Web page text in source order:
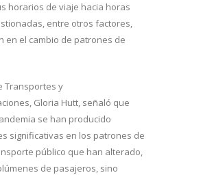
horarios de viaje hacia horas
entre otros factores,
en el cambio de patrones de
Transportes y
Gloria Hutt, señaló que
se han producido
significativas en los patrones de
público que han alterado,
de pasajeros, sino